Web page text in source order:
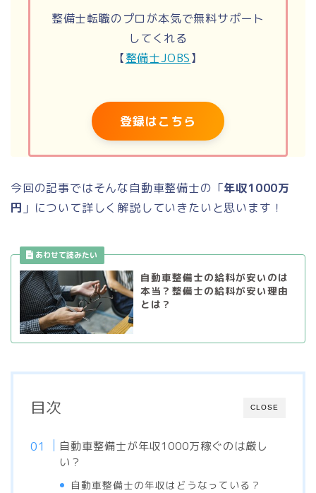
整備士転職のプロが本気で無料サポート
してくれる
【整備士JOBS】
登録はこちら
今回の記事ではそんな自動車整備士の「年収1000万
円 」について詳しく解説していきたいと思います！
自動車整備士の給料が安いのは
本当？整備士の給料が安い理由
とは？
CLOSE
目次
自動車整備士が年収1000万稼ぐのは厳し
い？
自動車整備士の年収はどうなっている？